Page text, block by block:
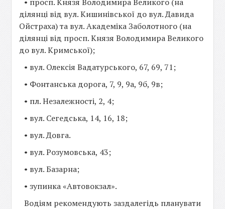
ділянці від вул. Кишинівської до вул. Давида
Ойстраха) та вул. Академіка Заболотного (на
ділянці від просп. Князя Володимира Великого
до вул. Кримської);
• вул. Олексія Вадатурського, 67, 69, 71;
• Фонтанська дорога, 7, 9, 9а, 9б, 9в;
• пл. Незалежності, 2, 4;
• вул. Сегедська, 14, 16, 18;
• вул. Довга.
• вул. Розумовська, 43;
• вул. Базарна;
• зупинка «Автовокзал».
Водіям рекомендують заздалегідь планувати